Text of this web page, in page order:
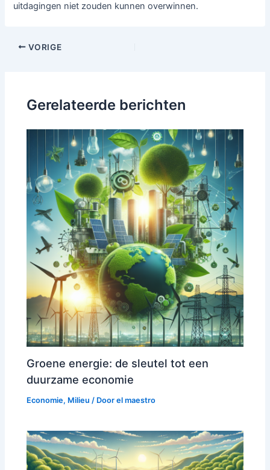
uitdagingen niet zouden kunnen overwinnen.
BerichtVORIGE
Gerelateerde berichten
Groene energie: de sleutel tot een
duurzame economie
Economie, Milieu / Doorel maestro